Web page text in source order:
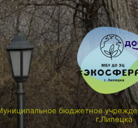
бюджетное
г.Липецка